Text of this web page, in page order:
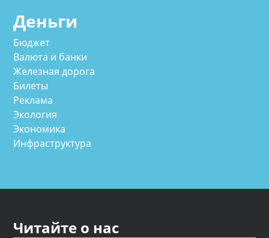
Деньги
Бюджет
Валюта и банки
Железная дорога
Билеты
Реклама
Экология
Экономика
Инфраструктура
Читайте о нас